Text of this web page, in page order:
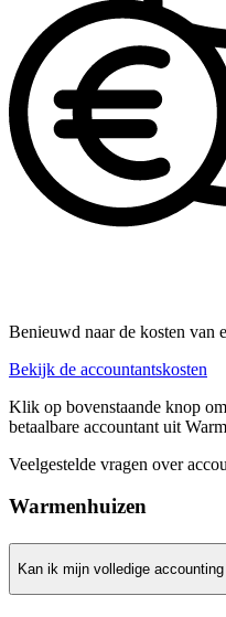
Benieuwd naar de kosten van
Bekijk de accountantskosten
Klik op bovenstaande knop
betaalbare accountant uit
Veelgestelde vragen over
Warmenhuizen
Kan ik mijn volledige